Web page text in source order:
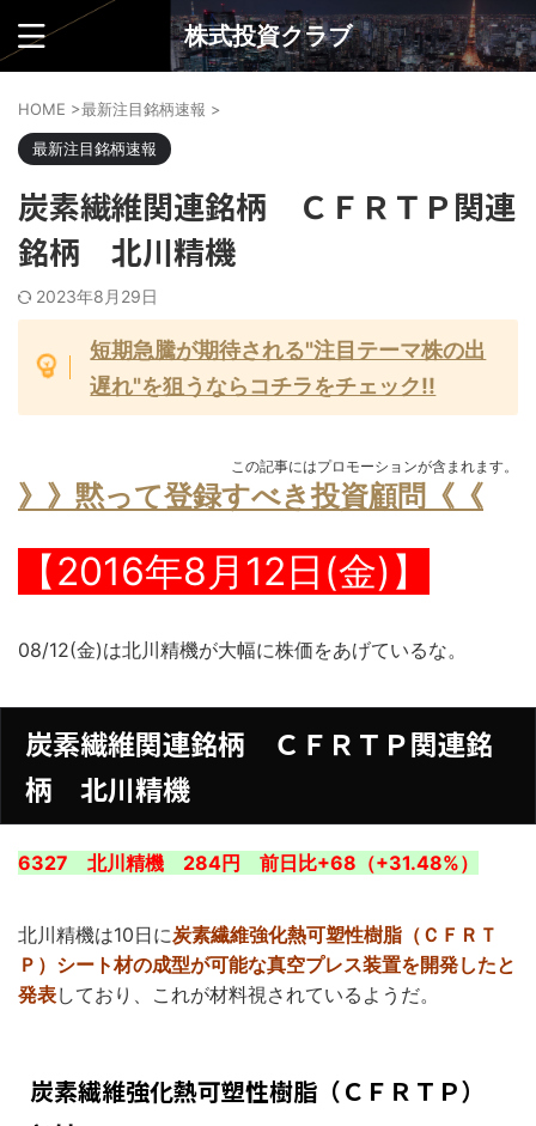
株式投資クラブ
HOME >最新注目銘柄速報 >
最新注目銘柄速報
炭素繊維関連銘柄 ＣＦＲＴＰ関連
銘柄 北川精機
2023年8月29日
短期急騰が期待される"注目テーマ株の出
遅れ"を狙うならコチラをチェック!!
この記事にはプロモーションが含まれます。
》》黙って登録すべき投資顧問《《
【2016年8月12日(金)】
08/12(金)は北川精機が大幅に株価をあげているな。
炭素繊維関連銘柄 ＣＦＲＴＰ関連銘
柄 北川精機
6327 北川精機 284円 前日比+68（+31.48%）
北川精機は10日に炭素繊維強化熱可塑性樹脂（ＣＦＲＴ
Ｐ）シート材の成型が可能な真空プレス装置を開発したと
発表しており、これが材料視されているようだ。
炭素繊維強化熱可塑性樹脂（ＣＦＲＴＰ）